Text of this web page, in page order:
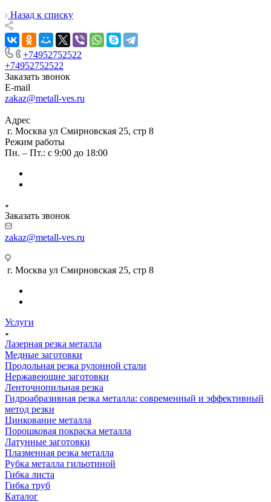
Назад к списку
+74952752522
+74952752522
Заказать звонок
E-mail
zakaz@metall-ves.ru
Адрес
г. Москва ул Смирновская 25, стр 8
Режим работы
Пн. – Пт.: с 9:00 до 18:00
Заказать звонок
zakaz@metall-ves.ru
г. Москва ул Смирновская 25, стр 8
Услуги
Лазерная резка металла
Медные заготовки
Продольная резка рулонной стали
Нержавеющие заготовки
Ленточнопильная резка
Гидроабразивная резка металла: современный и эффективный
метод резки
Цинкование металла
Порошковая покраска металла
Латунные заготовки
Плазменная резка металла
Рубка металла гильотиной
Гибка листа
Гибка труб
Каталог